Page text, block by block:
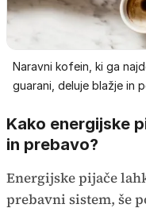
Naravni kofein, ki ga
guarani, deluje blažje in
Kako energijske
in prebavo?
Energijske pijače
prebavni sistem, še